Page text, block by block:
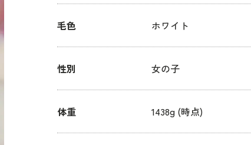
毛色 ホワイト
性別 女の子
体重 1438g (時点)